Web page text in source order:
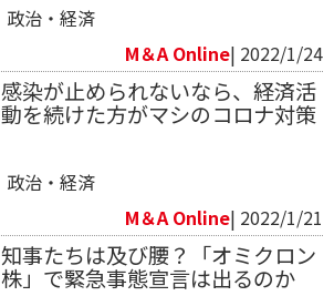
政治・経済
M＆A Online| 2022/1/24
感染が止められないなら、経済活
動を続けた方がマシのコロナ対策
政治・経済
M＆A Online| 2022/1/21
知事たちは及び腰？「オミクロン
株」で緊急事態宣言は出るのか